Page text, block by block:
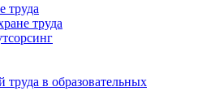
труда
труда
в образовательных